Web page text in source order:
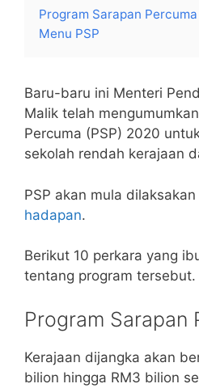
Program Sarapan
Menu PSP
Baru-baru ini Menteri
Malik telah
Percuma (PSP) 2020
sekolah rendah kerajaan
PSP akan mula dilaksakan
hadapan.
Berikut 10 perkara yang
tentang program tersebut.
Program Sarapan
Kerajaan dijangka akan
bilion hingga RM3 bilion